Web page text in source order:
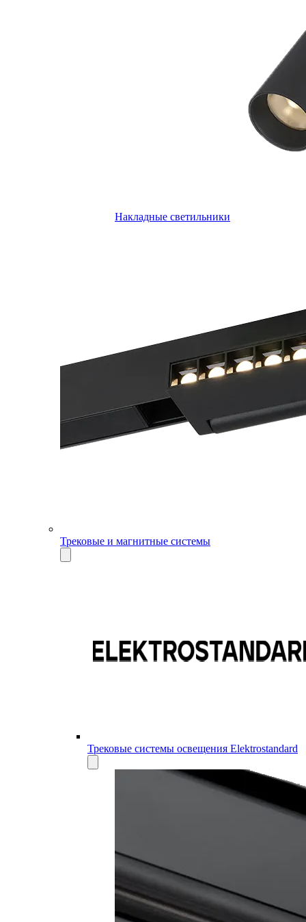
Накладные светильники
Трековые и магнитные системы
Трековые системы освещения Elektrostandard